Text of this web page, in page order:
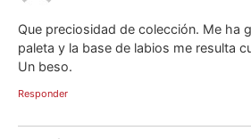
Que preciosidad de colección. Me ha
paleta y la base de labios me resulta
Un beso.
Responder